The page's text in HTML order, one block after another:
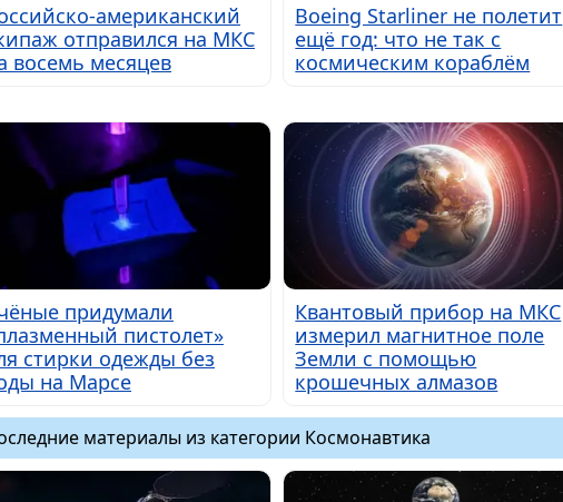
американский
отправился на МКС
восемь месяцев
Boeing Starliner не полетит
ещё год: что не так с
космическим кораблём
придумали
пистолет»
стирки одежды без
на Марсе
Квантовый прибор на МКС
измерил магнитное поле
Земли с помощью
крошечных алмазов
материалы из категории Космонавтика